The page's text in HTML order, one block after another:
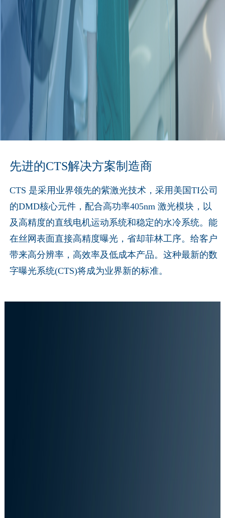
先进的CTS解决方案制造商
CTS 是采用业界领先的紫激光技术，采用美国TI公司
的DMD核心元件，配合高功率405nm 激光模块，以
及高精度的直线电机运动系统和稳定的水冷系统。能
在丝网表面直接高精度曝光，省却菲林工序。给客户
带来高分辨率，高效率及低成本产品。这种最新的数
字曝光系统(CTS)将成为业界新的标准。